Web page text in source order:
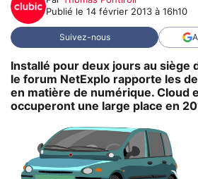
Publié le 14 février 2013 à 16h10
Suivez-nous
Installé pour deux jours au siège
le forum NetExplo rapporte les
en matière de numérique. Cloud
occuperont une large place en